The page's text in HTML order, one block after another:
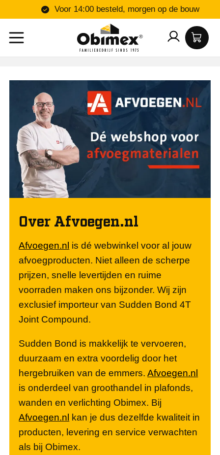
Voor 14:00 besteld,
Over Afvoegen.nl
Afvoegen.nl is dé webwinkel voor al jouw
afvoegproducten. Niet alleen de scherpe
prijzen, snelle levertijden en ruime
voorraden maken ons bijzonder. Wij zijn
exclusief importeur van Sudden Bond 4T
Joint Compound.
Sudden Bond is makkelijk te vervoeren,
duurzaam en extra voordelig door het
hergebruiken van de emmers.Afvoegen.nl
is onderdeel van groothandel in plafonds,
wanden en verlichting Obimex. Bij
Afvoegen.nl
kan je dus dezelfde kwaliteit in
producten, levering en service verwachten
als bij Obimex.